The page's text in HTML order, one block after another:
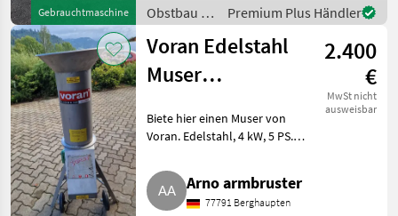
Gebrauchtmaschine
Gemüse, Obst und Frisch
Obstbau /
Sonstige
Premium Plus Händler
Voran Edelstahl
Muser
2.400
€
MwSt nicht
ausweisbar
Biete hier einen Muser von
Voran. Edelstahl, 4 kW, 5 PS.
gebraucht. Da ich fast jeden
Monat einmal quer durch
Österreich fahre, kann der
Arno armbruster
77791 Berghaupten